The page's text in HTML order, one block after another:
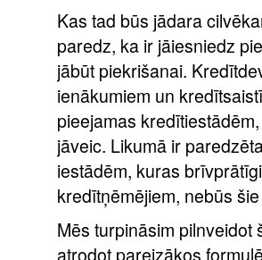
Kas tad būs jādara
paredz, ka ir jāiesniedz
jābūt piekrišanai.
ienākumiem un
pieejamas
jāveic. Likumā ir
iestādēm, kuras
kredītņēmējiem, nebūs
Mēs turpināsim pilnveidot
atrodot pareizākos